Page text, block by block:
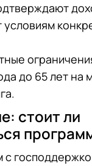
условиям
до 65 лет на
стоит ли
с